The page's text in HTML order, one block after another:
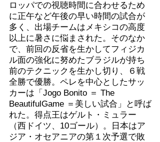
ロッパでの視聴時間に合わせるため
に正午など午後の早い時間の試合が
多く、出場チームはメキシコの高度
以上に暑さに悩まされた。そのなか
で、前回の反省を生かしてフィジカ
ル面の強化に努めたブラジルが持ち
前のテクニックを生かし切り、６戦
全勝で優勝。ペレを中心としたサッ
カーは「Jogo Bonito ＝ The
BeautifulGame ＝美しい試合」と呼ば
れた。得点王はゲルト・ミュラー
（西ドイツ、10ゴール）。日本はア
ジア・オセアニアの第１次予選で敗